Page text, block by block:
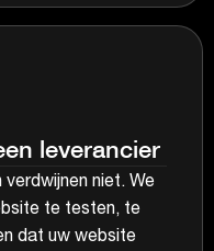
leverancier
niet. We
te testen, te
dat uw website